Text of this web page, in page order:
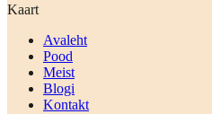
Kaart
Avaleht
Pood
Meist
Blogi
Kontakt